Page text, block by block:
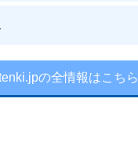
の全情報はこちら